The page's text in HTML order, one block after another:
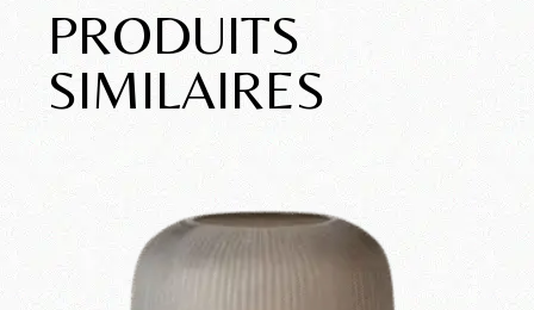
PRODUITS
SIMILAIRES